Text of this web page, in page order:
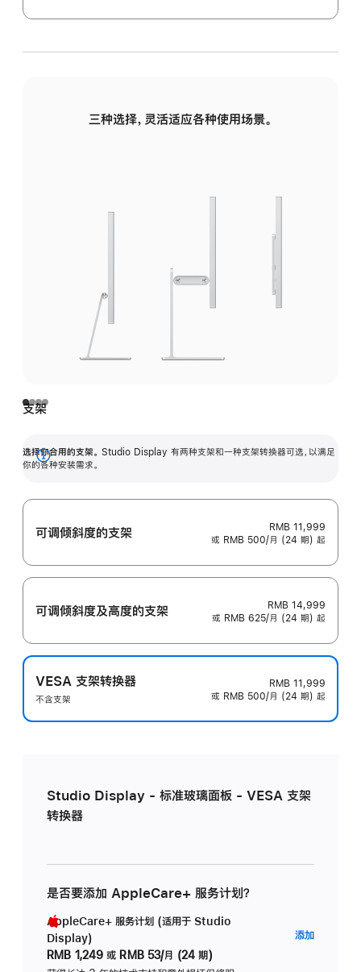
三种选择，灵活适应各种使用场景。
支架
选择你合用的支架。 Studio Display 有两种支架和一种支架转换器可选，以满足
你的各种安装需求。
展
可调倾斜度的支架
RMB 11,999
或 RMB 500/月 (24 期) 起
可调倾斜度及高‍度的支‍架
RMB 14,999
或 RMB 625/月 (24 期) 起
VESA 支架转换器
不含支架
RMB 11,999
或 RMB 500/月 (24 期) 起
Studio Display - 标准玻璃面板 - VESA 支架
转换器
是否要添加 AppleCare+ 服务计划？
AppleCare+ 服务计划 (适用于 Studio
Display)
RMB 1,249 或 RMB 53/月 (24 期)
添加